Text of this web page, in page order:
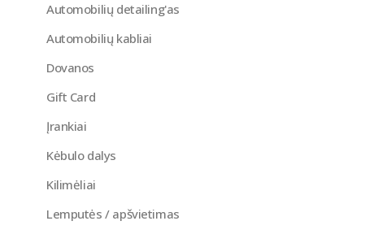
Automobilių detailing'as
Automobilių kabliai
Dovanos
Gift Card
Įrankiai
Kėbulo dalys
Kilimėliai
Lemputės / apšvietimas